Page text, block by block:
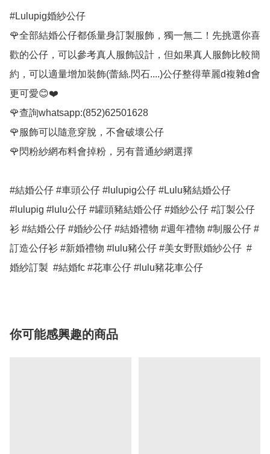
#Lulupig婚紗公仔
🌹全部結婚公仔都係量身訂製服飾，獨一無二！先挑選你喜
歡的公仔，可以參考真人服飾設計，但如果真人服飾比較簡
約，可以適量增加裝飾(蕾絲.閃石....)公仔整得華麗d複雜d會
更可愛😊❤️
🌹查詢whatsapp:(852)62501628
🌹服飾可以隨意穿脫，不會破壞公仔
🌹閃粉紗網布料會掉粉，另有普通紗網選擇
#結婚公仔 #車頭公仔 #lulupig公仔 #Lulu豬結婚公仔
#lulupig #lulu公仔 #罐頭豬結婚公仔 #婚紗公仔 #訂製公仔
衫 #結婚公仔 #婚紗公仔 #結婚禮物 #週年禮物 #制服公仔 #
訂造公仔衫 #新婚禮物 #lulu豬公仔 #美女野獸婚紗公仔  #
婚紗訂製  #結婚fc #花車公仔 #lulu豬花車公仔
你可能感興趣的商品